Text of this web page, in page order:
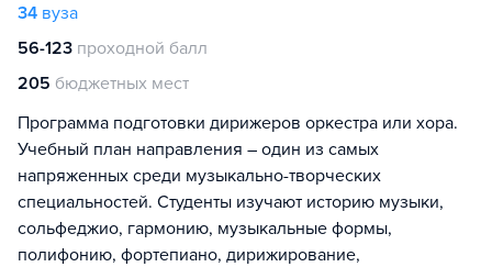
34 вуза
56-123 проходной балл
205 бюджетных мест
Программа подготовки дирижеров оркестра или хора.
Учебный план направления – один из самых
напряженных среди музыкально-творческих
специальностей. Студенты изучают историю музыки,
сольфеджио, гармонию, музыкальные формы,
полифонию, фортепиано, дирижирование,